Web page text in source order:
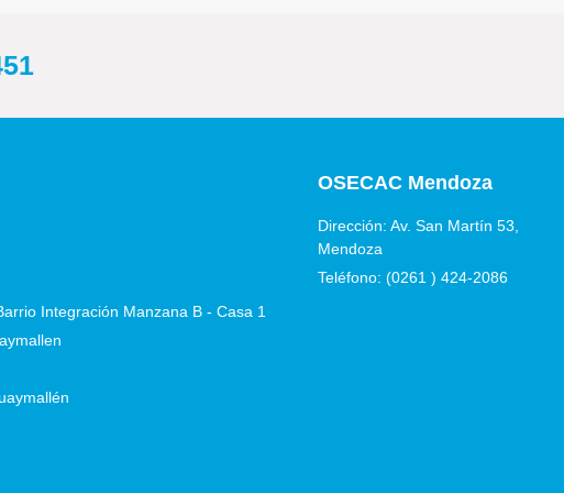
Integración Manzana B - Casa 1
OSECAC Mendoza
Dirección: Av. San Martín 53,
Mendoza
Teléfono: (0261 ) 424-2086